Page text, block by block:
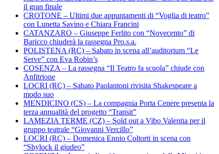
il gran finale
CROTONE – Ultimi due appuntamenti di “Voglia di teatro”
con Lunetta Savino e Chiara Francini
CATANZARO – Giuseppe Ferlito con “Novecento” di
Baricco chiuderà la rassegna Pro.s.a.
POLISTENA (RC) – Sabato in scena all’auditorium “Le
Serve” con Eva Robin’s
COSENZA – La rassegna “Il Teatro fa scuola” chiude con
Anfitrione
LOCRI (RC) – Sabato Paolantoni rivisita Shakespeare a
modo suo
MENDICINO (CS) – La compagnia Porta Cenere presenta la
terza annualità del progetto “Transit”
LAMEZIA TERME (CZ) – Sold out a Vibo Valentia per il
gruppo teatrale “Giovanni Vercillo”
LOCRI (RC) – Domenica Ennio Coltorti in scena con
“Shylock il giudeo”